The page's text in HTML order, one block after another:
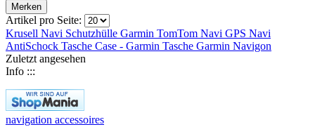
Merken
Artikel pro Seite:
Krusell Navi Schutzhülle Garmin TomTom Navi GPS Navi
AntiSchock Tasche Case - Garmin Tasche Garmin Navigon
Zuletzt angesehen
Info :::
navigation accessoires